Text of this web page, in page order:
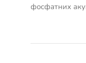
фосфатних